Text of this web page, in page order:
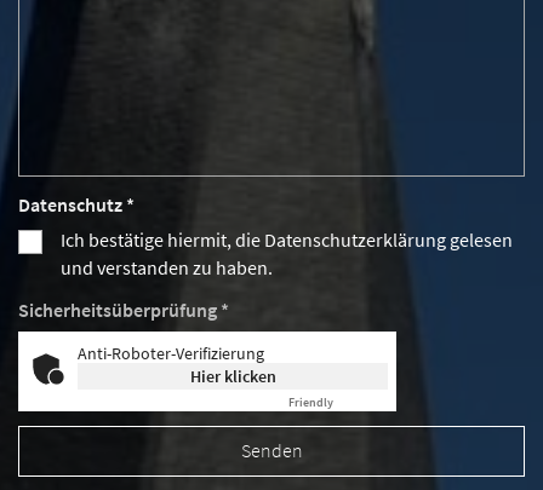
Datenschutz *
Ich bestätige hiermit, die Datenschutzerklärung gelesen
und verstanden zu haben.
Sicherheitsüberprüfung *
Anti-Roboter-Verifizierung
Hier klicken
Friendly